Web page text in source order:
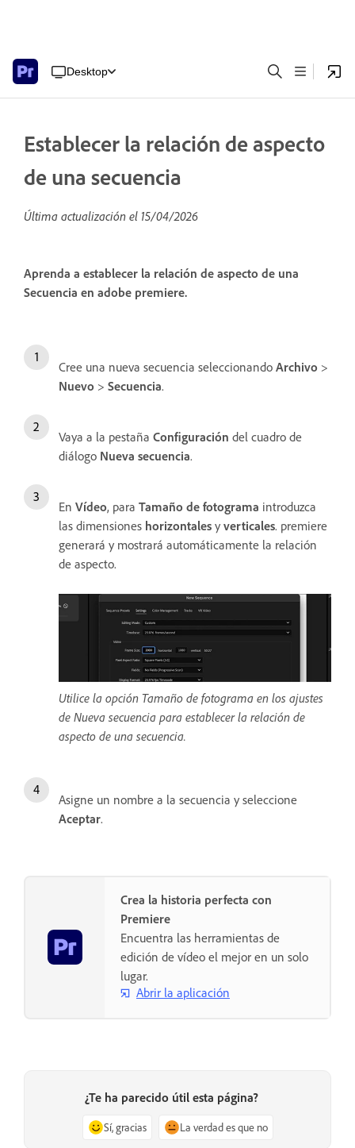
Desktop
Establecer la relación de aspecto
de una secuencia
Última actualización el 15/04/2026
Aprenda a establecer la relación de aspecto de una
Secuencia en adobe premiere.
Cree una nueva secuencia seleccionando Archivo >
Nuevo > Secuencia.
Vaya a la pestaña Configuración del cuadro de
diálogo Nueva secuencia.
En Vídeo, para Tamaño de fotograma introduzca
las dimensiones horizontales y verticales. premiere
generará y mostrará automáticamente la relación
de aspecto.
Utilice la opción Tamaño de fotograma en los ajustes
de Nueva secuencia para establecer la relación de
aspecto de una secuencia.
Asigne un nombre a la secuencia y seleccione
Aceptar.
Crea la historia perfecta con
Premiere
Encuentra las herramientas de
edición de vídeo el mejor en un solo
lugar.
Abrir la aplicación
¿Te ha parecido útil esta página?
Sí, gracias La verdad es que no